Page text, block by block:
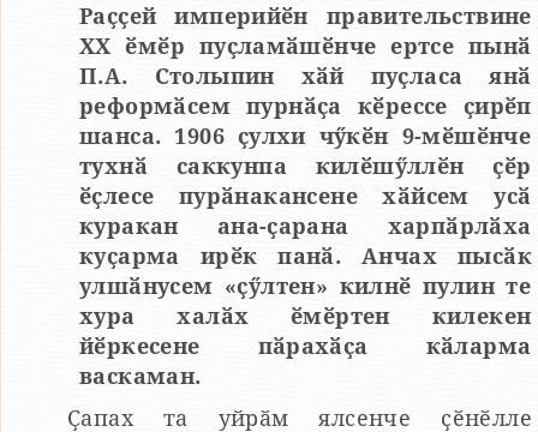
Раҫҫей империйӗн правительствине
ХХ ӗмӗр пуҫламӑшӗнче ертсе пынӑ
П.А. Столыпин хӑй пуҫласа янӑ
реформӑсем пурнӑҫа кӗрессе ҫирӗп
шанса. 1906 ҫулхи чӳкӗн 9-мӗшӗнче
тухнӑ саккунпа килӗшӳллӗн ҫӗр
ӗҫлесе пурӑнакансене хӑйсем усӑ
куракан ана-ҫарана харпӑрлӑха
куҫарма ирӗк панӑ. Анчах пысӑк
улшӑнусем «ҫӳлтен» килнӗ пулин те
хура халӑх ӗмӗртен килекен
йӗркесене пӑрахӑҫа кӑларма
васкаман.
Ҫапах та уйрӑм ялсенче ҫӗнӗлле